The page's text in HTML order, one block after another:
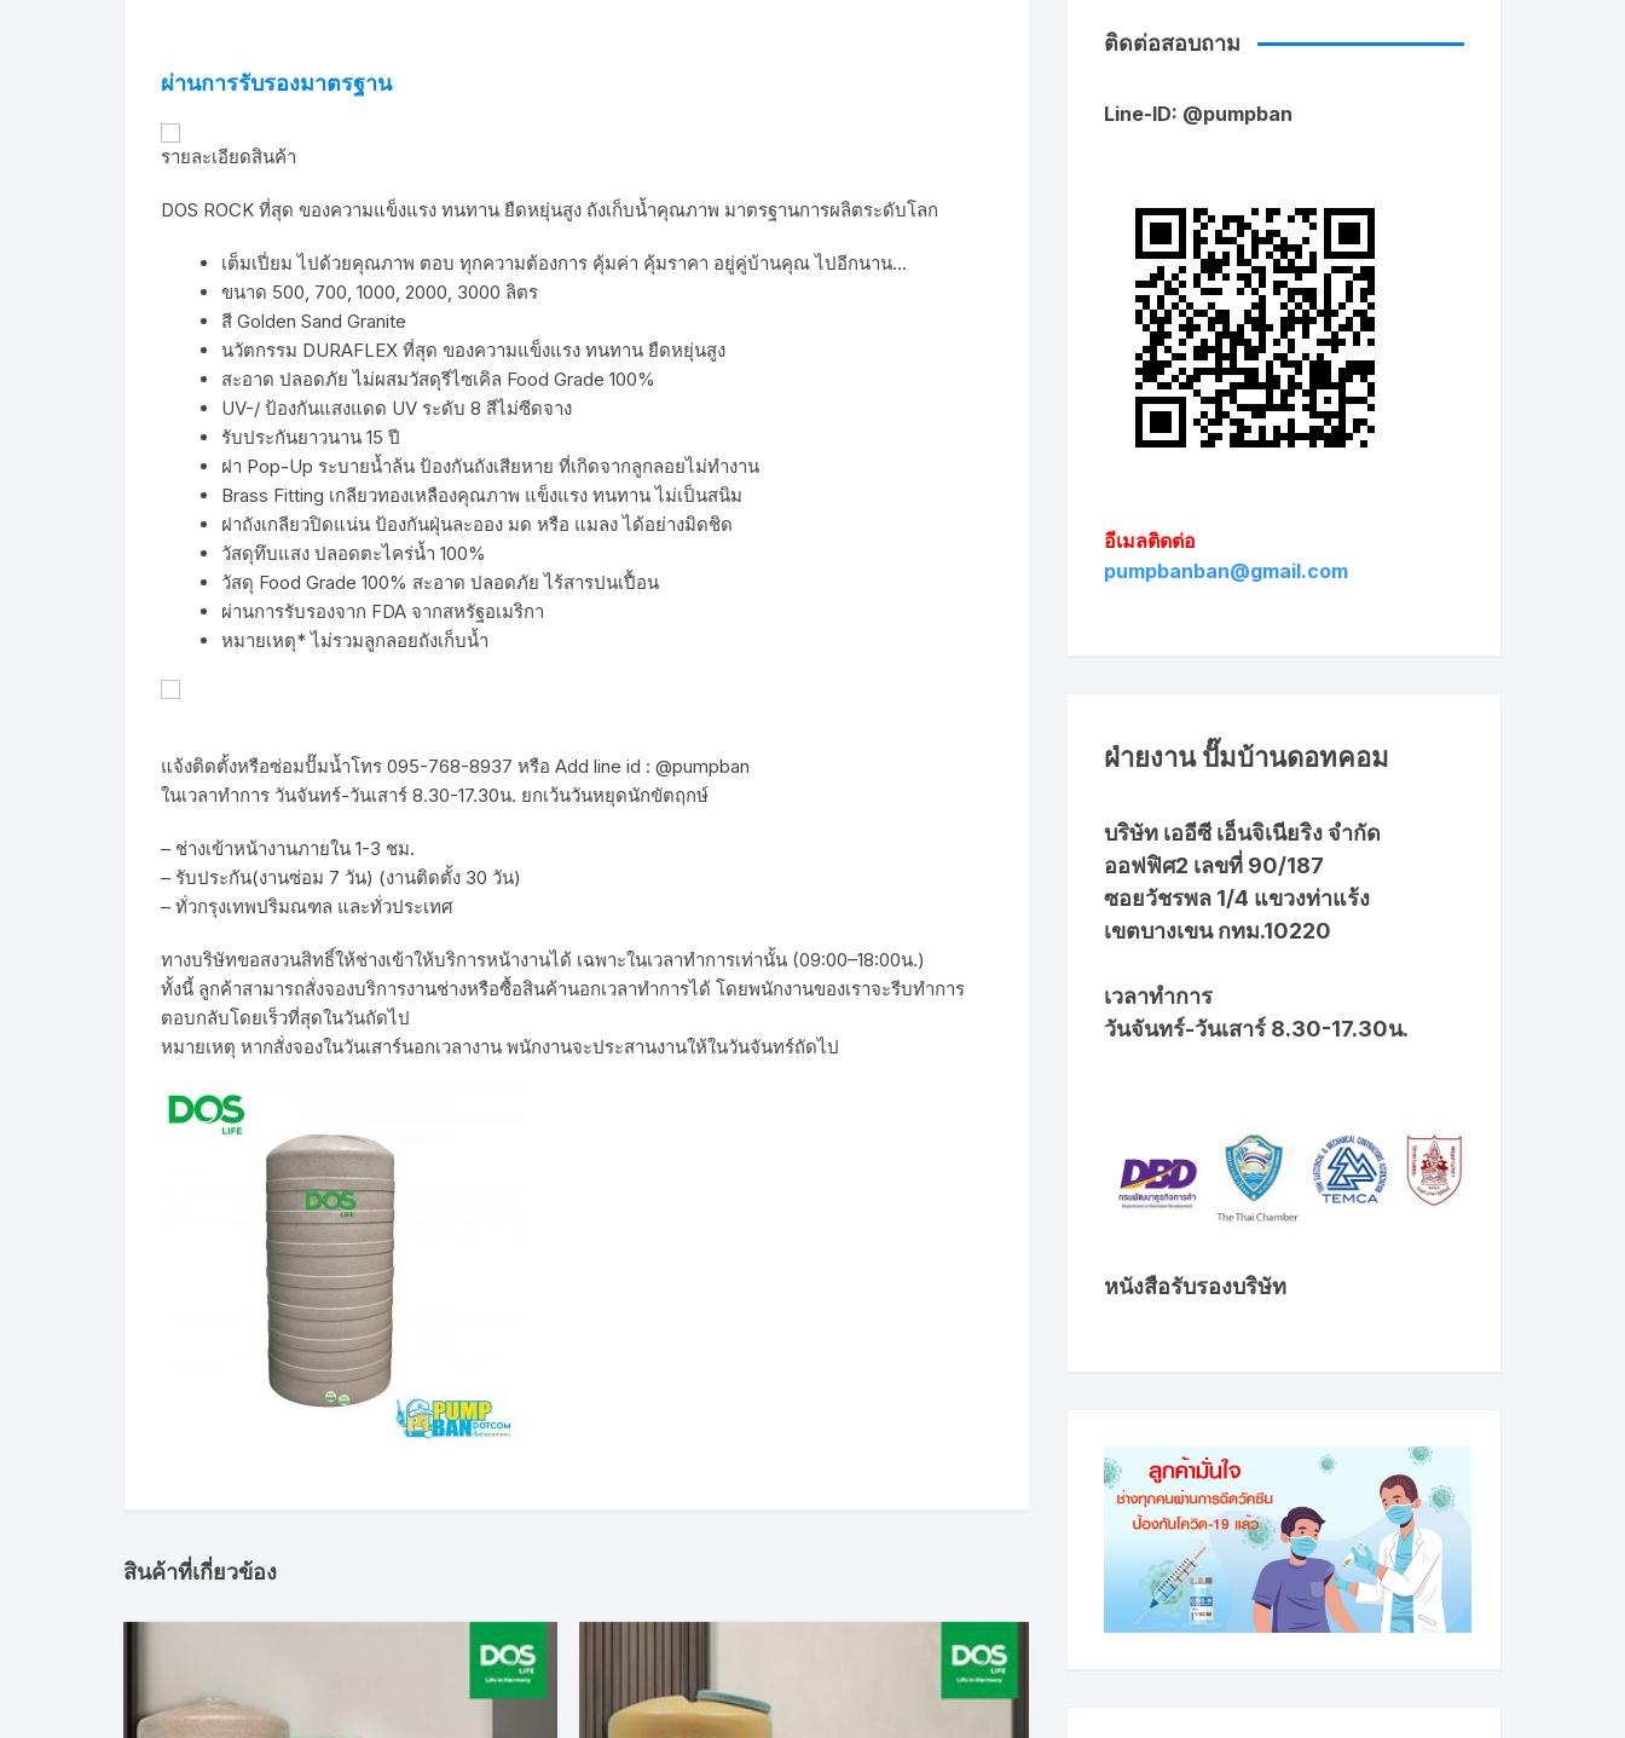
ผ่านการรับรองมาตรฐาน
รายละเอียดสินค้า
DOS ROCK ที่สุด ของความแข็งแรง ทนทาน ยืดหยุ่นสูง ถังเก็บน้ำคุณภาพ มาตรฐานการผลิตระดับโลก
เต็มเปี่ยม ไปด้วยคุณภาพ ตอบ ทุกความต้องการ คุ้มค่า คุ้มราคา อยู่คู่บ้านคุณ ไปอีกนาน…
ขนาด 500, 700, 1000, 2000, 3000 ลิตร
สี Golden Sand Granite
นวัตกรรม DURAFLEX ที่สุด ของความแข็งแรง ทนทาน ยืดหยุ่นสูง
สะอาด ปลอดภัย ไม่ผสมวัสดุรีไซเคิล Food Grade 100%
UV-/ ป้องกันแสงแดด UV ระดับ 8 สีไม่ซีดจาง
รับประกันยาวนาน 15 ปี
ฝา Pop-Up ระบายน้ำล้น ป้องกันถังเสียหาย ที่เกิดจากลูกลอยไม่ทำงาน
Brass Fitting เกลียวทองเหลืองคุณภาพ แข็งแรง ทนทาน ไม่เป็นสนิม
ฝาถังเกลียวปิดแน่น ป้องกันฝุ่นละออง มด หรือ แมลง ได้อย่างมิดชิด
วัสดุทึบแสง ปลอดตะไคร่น้ำ 100%
วัสดุ Food Grade 100% สะอาด ปลอดภัย ไร้สารปนเปื้อน
ผ่านการรับรองจาก FDA จากสหรัฐอเมริกา
หมายเหตุ* ไม่รวมลูกลอยถังเก็บน้ำ
แจ้งติดตั้งหรือซ่อมปั๊มน้ำโทร 095-768-8937 หรือ Add line id : @pumpban
ในเวลาทำการ วันจันทร์-วันเสาร์ 8.30-17.30น. ยกเว้นวันหยุดนักขัตฤกษ์
– ช่างเข้าหน้างานภายใน 1-3 ชม.
– รับประกัน(งานซ่อม 7 วัน) (งานติดตั้ง 30 วัน)
– ทั่วกรุงเทพปริมณฑล และทั่วประเทศ
ทางบริษัทขอสงวนสิทธิ์ให้ช่างเข้าให้บริการหน้างานได้ เฉพาะในเวลาทำการเท่านั้น (09:00–18:00น.)
ทั้งนี้ ลูกค้าสามารถสั่งจองบริการงานช่างหรือซื้อสินค้านอกเวลาทำการได้ โดยพนักงานของเราจะรีบทำการ
ตอบกลับโดยเร็วที่สุดในวันถัดไป
หมายเหตุ หากสั่งจองในวันเสาร์นอกเวลางาน พนักงานจะประสานงานให้ในวันจันทร์ถัดไป
สินค้าที่เกี่ยวข้อง
ติดต่อสอบถาม
Line-ID: @pumpban
อีเมลติดต่อ
pumpbanban@gmail.com
ฝ่ายงาน ปั๊มบ้านดอทคอม
บริษัท เออีซี เอ็นจิเนียริง จำกัด
ออฟฟิศ2 เลขที่ 90/187
ซอยวัชรพล 1/4 แขวงท่าแร้ง
เขตบางเขน กทม.10220
เวลาทำการ
วันจันทร์-วันเสาร์ 8.30-17.30น.
หนังสือรับรองบริษัท